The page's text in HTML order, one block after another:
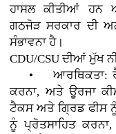
ਹਾਸਲ ਕੀਤੀਆਂ ਹਨ
ਗਠਜੋੜ ਸਰਕਾਰ ਦੀ
ਸੰਭਾਵਨਾ ਹੈ।
CDU/CSU ਦੀਆਂ ਮੁੱਖ
• ਆਰਥਿਕਤਾ: ਰੈੱਡ
ਕਰਨਾ, ਅਤੇ ਊਰਜਾ
ਟੈਕਸ ਅਤੇ ਗ੍ਰਿਡ ਫੀਸ
ਨੂੰ ਪ੍ਰੋਤਸਾਹਿਤ